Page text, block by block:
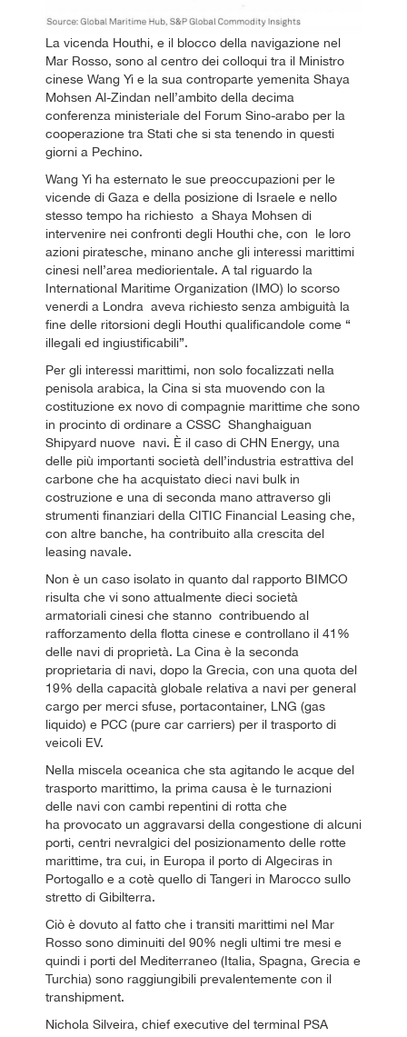
La vicenda Houthi, e il blocco della navigazione nel
Mar Rosso, sono al centro dei colloqui tra il Ministro
cinese Wang Yi e la sua controparte yemenita Shaya
Mohsen Al-Zindan nell’ambito della decima
conferenza ministeriale del Forum Sino-arabo per la
cooperazione tra Stati che si sta tenendo in questi
giorni a Pechino.
Wang Yi ha esternato le sue preoccupazioni per le
vicende di Gaza e della posizione di Israele e nello
stesso tempo ha richiesto a Shaya Mohsen di
intervenire nei confronti degli Houthi che, con le loro
azioni piratesche, minano anche gli interessi marittimi
cinesi nell’area mediorientale. A tal riguardo la
International Maritime Organization (IMO) lo scorso
venerdi a Londra aveva richiesto senza ambiguità la
fine delle ritorsioni degli Houthi qualificandole come “
illegali ed ingiustificabili”.
Per gli interessi marittimi, non solo focalizzati nella
penisola arabica, la Cina si sta muovendo con la
costituzione ex novo di compagnie marittime che sono
in procinto di ordinare a CSSC Shanghaiguan
Shipyard nuove navi. È il caso di CHN Energy, una
delle più importanti società dell’industria estrattiva del
carbone che ha acquistato dieci navi bulk in
costruzione e una di seconda mano attraverso gli
strumenti finanziari della CITIC Financial Leasing che,
con altre banche, ha contribuito alla crescita del
leasing navale.
Non è un caso isolato in quanto dal rapporto BIMCO
risulta che vi sono attualmente dieci società
armatoriali cinesi che stanno contribuendo al
rafforzamento della flotta cinese e controllano il 41%
delle navi di proprietà. La Cina è la seconda
proprietaria di navi, dopo la Grecia, con una quota del
19% della capacità globale relativa a navi per general
cargo per merci sfuse, portacontainer, LNG (gas
liquido) e PCC (pure car carriers) per il trasporto di
veicoli EV.
Nella miscela oceanica che sta agitando le acque del
trasporto marittimo, la prima causa è le turnazioni
delle navi con cambi repentini di rotta che
ha provocato un aggravarsi della congestione di alcuni
porti, centri nevralgici del posizionamento delle rotte
marittime, tra cui, in Europa il porto di Algeciras in
Portogallo e a cotè quello di Tangeri in Marocco sullo
stretto di Gibilterra.
Ciò è dovuto al fatto che i transiti marittimi nel Mar
Rosso sono diminuiti del 90% negli ultimi tre mesi e
quindi i porti del Mediterraneo (Italia, Spagna, Grecia e
Turchia) sono raggiungibili prevalentemente con il
transhipment.
Nichola Silveira, chief executive del terminal PSA